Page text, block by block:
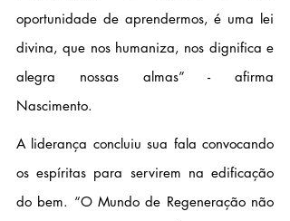
oportunidade de aprendermos, é uma lei
divina, que nos humaniza, nos dignifica e
alegra nossas almas” - afirma
Nascimento.
A liderança concluiu sua fala convocando
os espíritas para servirem na edificação
do bem. “O Mundo de Regeneração não